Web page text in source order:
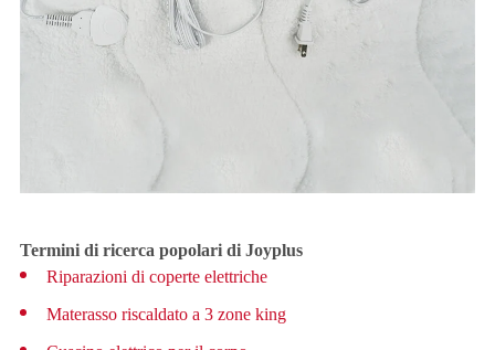
Termini di ricerca popolari di Joyplus
Riparazioni di coperte elettriche
Materasso riscaldato a 3 zone king